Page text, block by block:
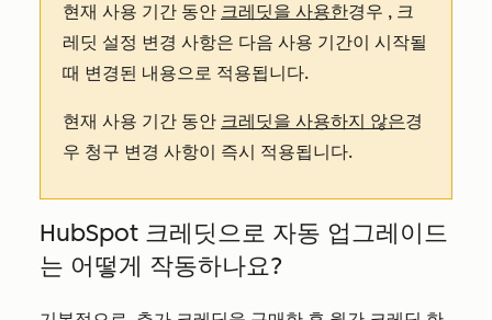
현재 사용 기간 동안 크레딧을 사용한경우 , 크
레딧 설정 변경 사항은 다음 사용 기간이 시작될
때 변경된 내용으로 적용됩니다.
현재 사용 기간 동안 크레딧을 사용하지 않은경
우 청구 변경 사항이 즉시 적용됩니다.
HubSpot 크레딧으로 자동 업그레이드
는 어떻게 작동하나요?